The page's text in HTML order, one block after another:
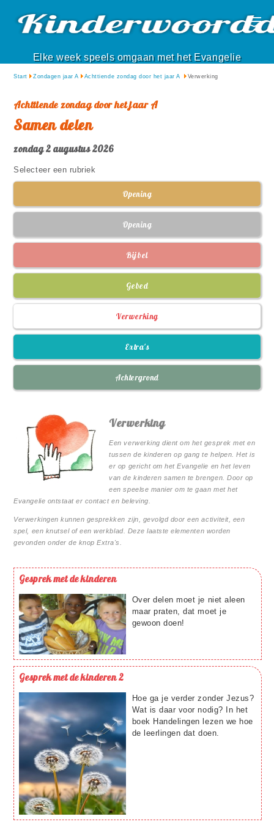
Elke week speels omgaan met het Evangelie
Start Zondagen jaar A Achttiende zondag door het jaar A Verwerking
Achttiende zondag door het jaar A
Samen delen
zondag 2 augustus 2026
Selecteer een rubriek
Opening
Opening
Bijbel
Gebed
Verwerking
Extra's
Achtergrond
Verwerking
Een verwerking dient om het gesprek met en
tussen de kinderen op gang te helpen. Het is
er op gericht om het Evangelie en het leven
van de kinderen samen te brengen. Door op
een speelse manier om te gaan met het
Evangelie ontstaat er contact en beleving.
Verwerkingen kunnen gesprekken zijn, gevolgd door een activiteit, een
spel, een knutsel of een werkblad. Deze laatste elementen worden
gevonden onder de knop Extra's.
Gesprek met de kinderen
Over delen moet je niet aleen
maar praten, dat moet je
gewoon doen!
Gesprek met de kinderen 2
Hoe ga je verder zonder Jezus?
Wat is daar voor nodig? In het
boek Handelingen lezen we hoe
de leerlingen dat doen.